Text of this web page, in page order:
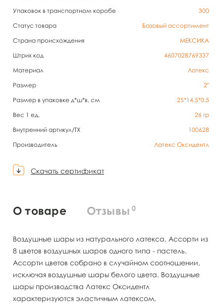
Упаковок в транспортном коробе
300
Статус товара
Базовый ассортимент
Страна происхождения
МЕКСИКА
Штрих код
4607028769337
Материал
Латекс
Размер
2"
Размер в упаковке д*ш*в, см
25*14,5*0,5
Вес 1 ед.
26 гр
Внутренний артикул/TX
100628
Производитель
Латекс Оксидентл
Скачать сертификат
О товаре Отзывы 0
Воздушные шары из натурального латекса. Ассорти из
8 цветов воздушных шаров одного типа - пастель.
Ассорти цветов собрано в случайном соотношении,
исключая воздушные шары белого цвета. Воздушные
шары производства Латекс Оксидентл
характеризуются эластичным латексом,